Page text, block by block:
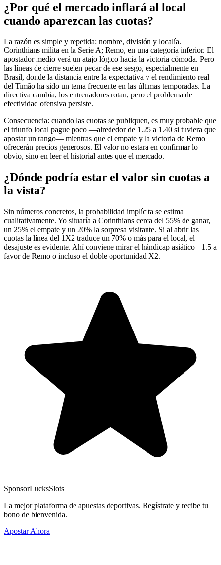
¿Por qué el mercado inflará al local
cuando aparezcan las cuotas?
La razón es simple y repetida: nombre, división y localía.
Corinthians milita en la Serie A; Remo, en una categoría inferior. El
apostador medio verá un atajo lógico hacia la victoria cómoda. Pero
las líneas de cierre suelen pecar de ese sesgo, especialmente en
Brasil, donde la distancia entre la expectativa y el rendimiento real
del Timão ha sido un tema frecuente en las últimas temporadas. La
directiva cambia, los entrenadores rotan, pero el problema de
efectividad ofensiva persiste.
Consecuencia: cuando las cuotas se publiquen, es muy probable que
el triunfo local pague poco —alrededor de 1.25 a 1.40 si tuviera que
apostar un rango— mientras que el empate y la victoria de Remo
ofrecerán precios generosos. El valor no estará en confirmar lo
obvio, sino en leer el historial antes que el mercado.
¿Dónde podría estar el valor sin cuotas a
la vista?
Sin números concretos, la probabilidad implícita se estima
cualitativamente. Yo situaría a Corinthians cerca del 55% de ganar,
un 25% el empate y un 20% la sorpresa visitante. Si al abrir las
cuotas la línea del 1X2 traduce un 70% o más para el local, el
desajuste es evidente. Ahí conviene mirar el hándicap asiático +1.5 a
favor de Remo o incluso el doble oportunidad X2.
SponsorLucksSlots
La mejor plataforma de apuestas deportivas. Regístrate y recibe tu
bono de bienvenida.
Apostar Ahora